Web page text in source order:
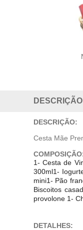
DESCRIÇÃO
DESCRIÇÃO:
Cesta Mãe
1- Cesta de
300ml1-
mini1- Pão
Biscoitos
provolone 1-
DETALHES: